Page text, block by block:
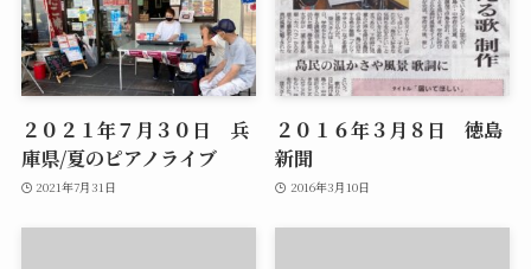
２０２１年７月３０日 兵
庫県/夏のピアノライブ
2021年7月31日
２０１６年３月８日 徳島
新聞
2016年3月10日